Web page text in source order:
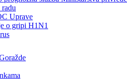
Vlade
prognozna služba Ministarstva privrede
Uprave
o gripi H1N1